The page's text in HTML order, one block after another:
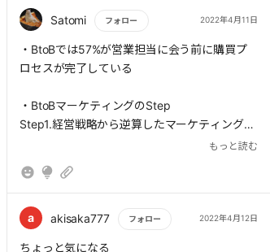
「ホワイトペーパーの作成」「月2回のメール
配信を実施」「セミナーの開催」
・潜在層向け:「年に1回、カンファレンスを開
催」「広報活動として、業界のホットトピック
に関するリサーチを実施し、公表する」
は、ターゲット顧客の購買プロセス上、効率が
悪いと判断し、今後はやらないことにした。
Satomi フォロー 2022年4月11日
もっと読む
・BtoBでは57%が営業担当に会う前に購買プ
ロセスが完了している
・BtoBマーケティングのStep
Step1.経営戦略から逆算したマーケティング目
獲得
把握し顧客像の解像度を上げる
もっと読む
a akisaka777 フォロー 2022年4月12日
もっと読む
ちょっと気になる